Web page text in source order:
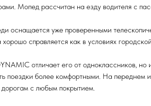
Мопед рассчитан на езду водителя с
оснащается уже проверенными
справляется как в условиях
отличает его от одноклассников,
поездки более комфортными. На
дорогам с любым покрытием.